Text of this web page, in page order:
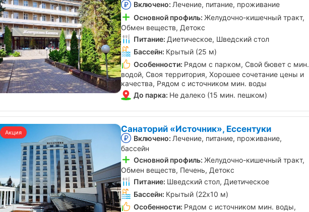
Включено: Лечение, питание, проживание
Основной профиль: Желудочно-кишечный тракт,
Обмен веществ, Детокс
Питание: Диетическое, Шведский стол
Бассейн: Крытый (25 м)
Особенности: Рядом с парком, Свой бювет с мин.
водой, Своя территория, Хорошее сочетание цены и
качества, Рядом с источником мин. воды
До парка: Не далеко (15 мин. пешком)
Акция Санаторий «Источник», Ессентуки
Включено: Лечение, питание, проживание,
бассейн
Основной профиль: Желудочно-кишечный тракт,
Обмен веществ, Печень, Детокс
Питание: Шведский стол, Диетическое
Бассейн: Крытый (22х10 м)
Особенности: Рядом с источником мин. воды,